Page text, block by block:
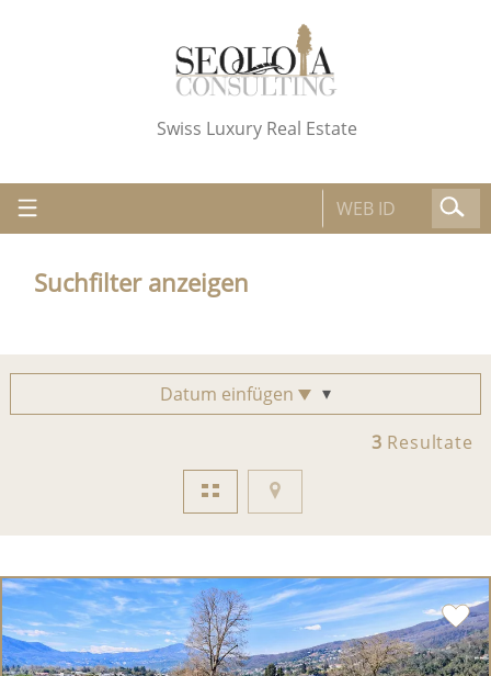
Swiss Luxury Real Estate
Suchfilter anzeigen
Datum einfügen
3 Resultate